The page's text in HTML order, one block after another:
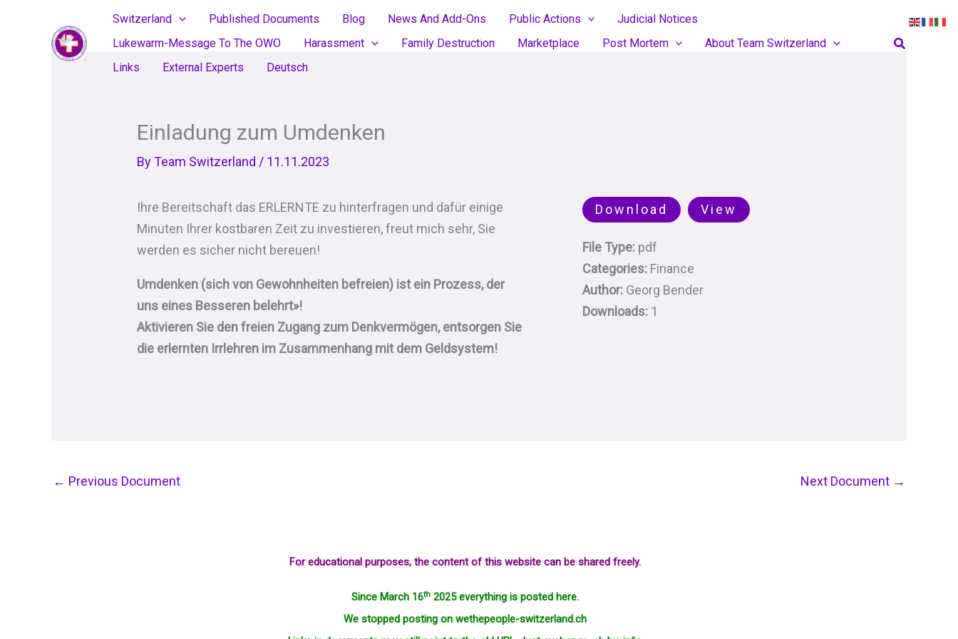
Switzerland Published Documents Blog News And Add-Ons Public Actions
Judicial Notices
Lukewarm-Message To The OWO
Harassment Family Destruction Marketplace Post Mortem
About Team Switzerland
Links
External Experts Deutsch
Search
Einladung zum Umdenken
ByTeam Switzerland / 11.11.2023
Ihre Bereitschaft das ERLERNTE zu hinterfragen und dafür einige
Minuten Ihrer kostbaren Zeit zu investieren, freut mich sehr, Sie
werden es sicher nicht bereuen!
Umdenken (sich von Gewohnheiten befreien) ist ein Prozess, der
uns eines Besseren belehrt»!
Aktivieren Sie den freien Zugang zum Denkvermögen, entsorgen Sie
die erlernten Irrlehren im Zusammenhang mit dem Geldsystem!
Download View
File Type: pdf
Categories: Finance
Author: Georg Bender
Downloads: 1
← Previous Document Next Document →
For educational purposes, the content of this website can be shared freely.
Since March 16th2025 everything is posted here.
We stopped posting on wethepeople-switzerland.ch